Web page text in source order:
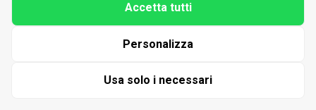
Usa solo i necessari
Personalizza
Accetta tutti